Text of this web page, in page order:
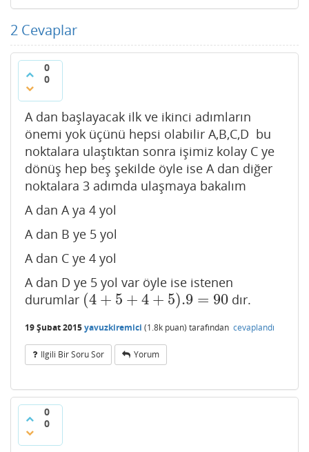
2 Cevaplar
0
0
A dan başlayacak ilk ve ikinci adımların
önemi yok üçünü hepsi olabilir A,B,C,D bu
noktalara ulaştıktan sonra işimiz kolay C ye
dönüş hep beş şekilde öyle ise A dan diğer
noktalara 3 adımda ulaşmaya bakalım
A dan A ya 4 yol
A dan B ye 5 yol
A dan C ye 4 yol
A dan D ye 5 yol var öyle ise istenen
durumlar (4 + 5 + 4 + 5).9 = 90
(4+ 5+ 4+5) .9=90 dır.
19 Şubat 2015yavuzkiremici (1.8k puan) tarafından cevaplandı
Ilgili Bir Soru Sor Yorum
0
0